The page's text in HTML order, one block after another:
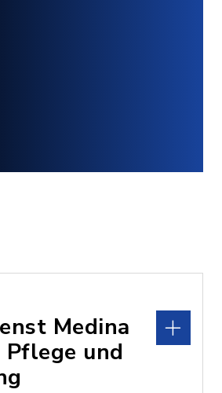
Medina
und